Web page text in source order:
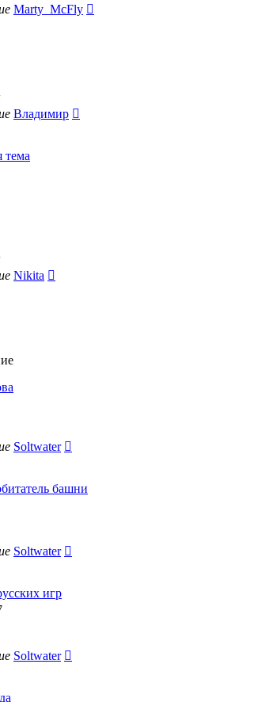
Marty_McFly
Владимир
тема
Nikita
Soltwater
башни
Soltwater
игр
Soltwater